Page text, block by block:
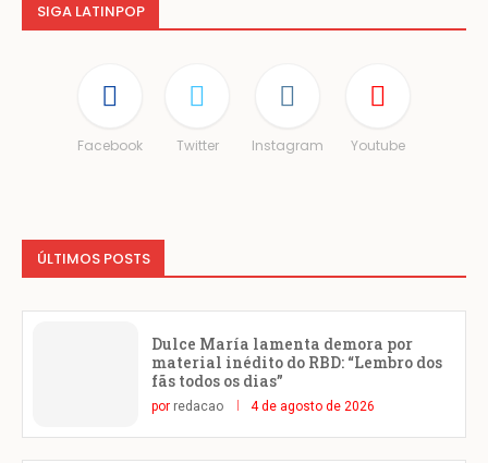
SIGA LATINPOP
Facebook Twitter Instagram Youtube
ÚLTIMOS POSTS
Dulce María lamenta demora por
material inédito do RBD: “Lembro dos
fãs todos os dias”
por redacao 4 de agosto de 2026